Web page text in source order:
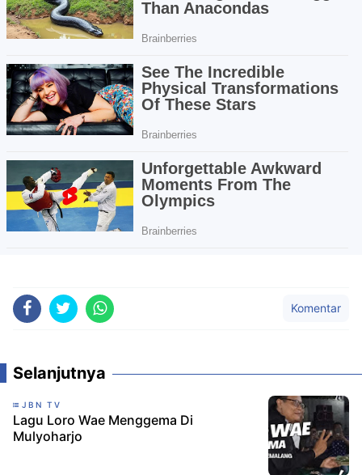
Komentar
Selanjutnya
JBN TV
Lagu Loro Wae Menggema Di
Mulyoharjo